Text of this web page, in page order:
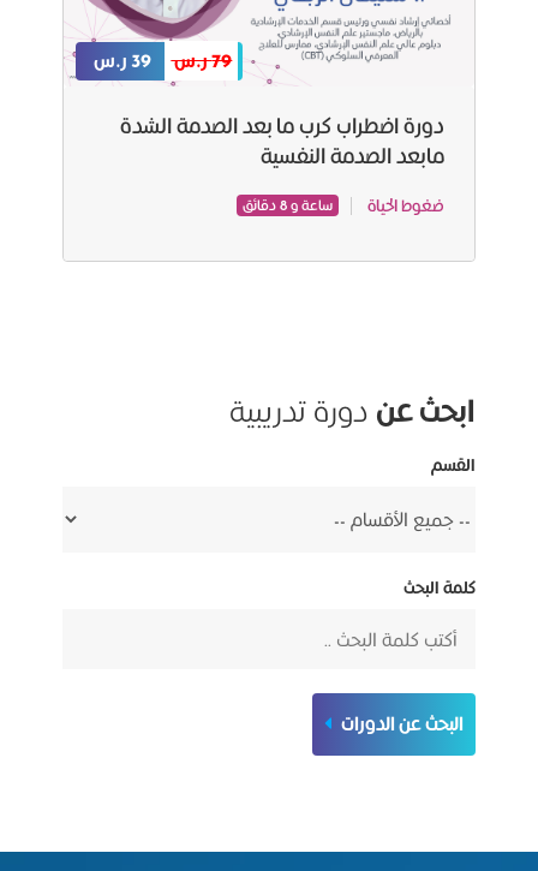
79 ر.س 39 ر.س
دورة اضطراب كرب ما بعد الصدمة الشدة
مابعد الصدمة النفسیة
ضغوط الحياة ساعة و 8 دقائق
ابحث عن دورة تدريبية
القسم
كلمة البحث
البحث عن الدورات